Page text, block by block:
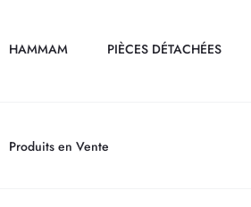
HAMMAM PIÈCES DÉTACHÉES
Produits en Vente